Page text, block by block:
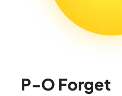
P-O Forget